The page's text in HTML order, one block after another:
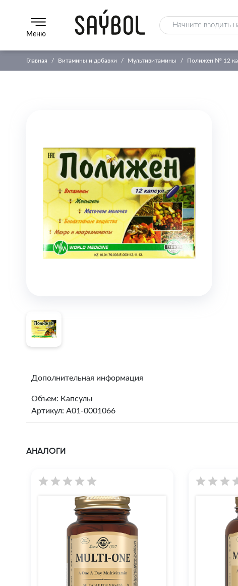
Меню
Главная Витамины и добавки Мультивитамины Полижен № 12
Дополнительная информация
Объем: Капсулы
Артикул: A01-0001066
АНАЛОГИ